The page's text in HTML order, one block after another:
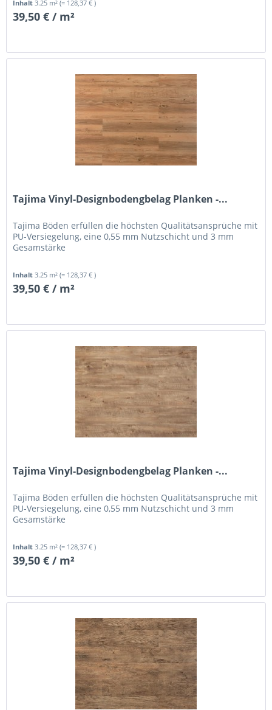
Inhalt3.25 m²(= 128,37 € )
39,50 € / m²
Tajima Vinyl-Designbodengbelag Planken -...
Tajima Böden erfüllen die höchsten Qualitätsansprüche mit
PU-Versiegelung, eine 0,55 mm Nutzschicht und 3 mm
Gesamstärke
Inhalt3.25 m²(= 128,37 € )
39,50 € / m²
Tajima Vinyl-Designbodengbelag Planken -...
Tajima Böden erfüllen die höchsten Qualitätsansprüche mit
PU-Versiegelung, eine 0,55 mm Nutzschicht und 3 mm
Gesamstärke
Inhalt 3.25 m²(= 128,37 € )
39,50 € / m²